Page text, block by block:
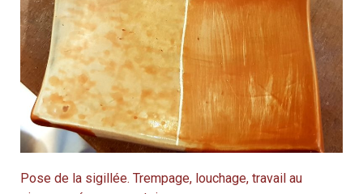
Pose de la sigillée. Trempage, louchage, travail au